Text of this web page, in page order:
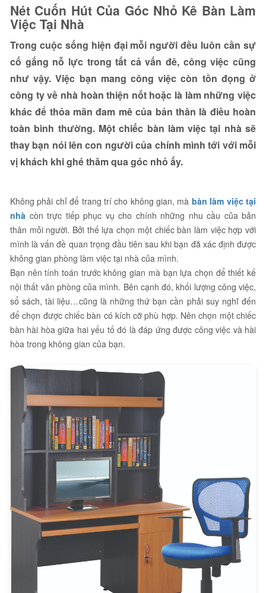
Nét Cuốn Hút Của Góc Nhỏ Kê Bàn Làm
Việc Tại Nhà
Trong cuộc sống hiện đại mỗi người đều luôn cần sự
cố gắng nỗ lực trong tất cả vấn đê, công việc cũng
như vậy. Việc bạn mang công việc còn tồn đọng ở
công ty về nhà hoàn thiện nốt hoặc là làm những việc
khác để thỏa mãn đam mê của bản thân là điều hoàn
toàn bình thường. Một chiếc bàn làm việc tại nhà sẽ
thay bạn nói lên con người của chính mình tới với mỗi
vị khách khi ghé thăm qua góc nhỏ ấy.
Không phải chỉ để trang trí cho không gian, mà bàn làm việc tại
nhà còn trực tiếp phục vụ cho chính những nhu cầu của bản
thân mỗi người. Bởi thế lựa chọn một chiếc bàn làm việc hợp với
mình là vấn đề quan trọng đầu tiên sau khi bạn đã xác định được
không gian phòng làm việc tại nhà của mình.
Bạn nên tính toán trước không gian mà bạn lựa chọn để thiết kế
nội thất văn phòng của mình. Bên cạnh đó, khối lượng công việc,
sổ sách, tài liệu…cũng là những thứ bạn cần phải suy nghĩ đến
để chọn được chiếc bàn có kích cỡ phù hợp. Nên chọn một chiếc
bàn hài hòa giữa hai yếu tố đó là đáp ứng được công việc và hài
hòa trong không gian của bạn.